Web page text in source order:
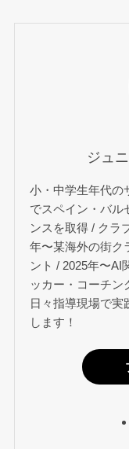
ジュ
小・中学生年代の
でスペイン・バル
ンスを取得 / クラ
年〜某海外の街ク
ント / 2025年〜AI
ッカー・コーチン
日々指導現場で実
します！